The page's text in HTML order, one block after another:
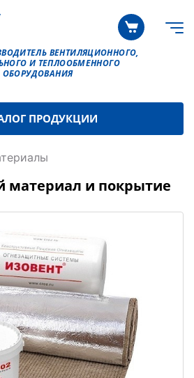
ВЕНТИЛЯЦИОННОГО,
И ТЕПЛООБМЕННОГО
ОБОРУДОВАНИЯ
ПРОДУКЦИИ
материал и покрытие